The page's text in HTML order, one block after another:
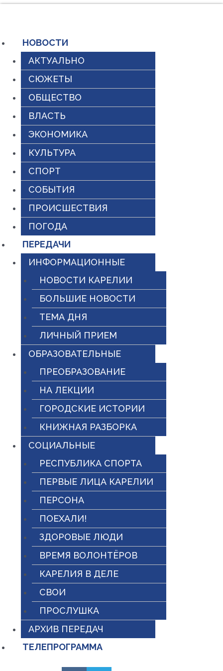
содержимому
НОВОСТИ
АКТУАЛЬНО
СЮЖЕТЫ
ОБЩЕСТВО
ВЛАСТЬ
ЭКОНОМИКА
КУЛЬТУРА
СПОРТ
СОБЫТИЯ
ПРОИСШЕСТВИЯ
ПОГОДА
ПЕРЕДАЧИ
ИНФОРМАЦИОННЫЕ
НОВОСТИ КАРЕЛИИ
БОЛЬШИЕ НОВОСТИ
ТЕМА ДНЯ
ЛИЧНЫЙ ПРИЕМ
ОБРАЗОВАТЕЛЬНЫЕ
ПРЕОБРАЗОВАНИЕ
НА ЛЕКЦИИ
ГОРОДСКИЕ ИСТОРИИ
КНИЖНАЯ РАЗБОРКА
СОЦИАЛЬНЫЕ
РЕСПУБЛИКА СПОРТА
ПЕРВЫЕ ЛИЦА КАРЕЛИИ
ПЕРСОНА
ПОЕХАЛИ!
ЗДОРОВЫЕ ЛЮДИ
ВРЕМЯ ВОЛОНТЁРОВ
КАРЕЛИЯ В ДЕЛЕ
СВОИ
ПРОСЛУШКА
АРХИВ ПЕРЕДАЧ
ТЕЛЕПРОГРАММА